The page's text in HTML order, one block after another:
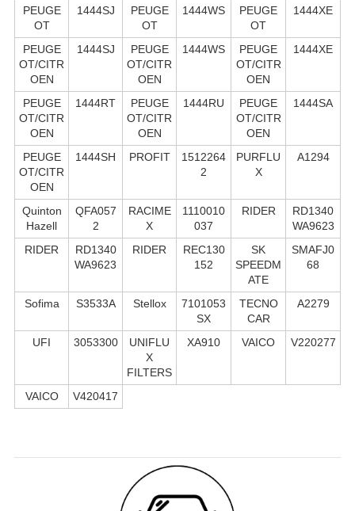
PEUGE
OT
1444SJ
PEUGE
OT
1444WS
PEUGE
OT
1444XE
PEUGE
OT/CITR
OEN
1444SJ
PEUGE
OT/CITR
OEN
1444WS
PEUGE
OT/CITR
OEN
1444XE
PEUGE
OT/CITR
OEN
1444RT
PEUGE
OT/CITR
OEN
1444RU
PEUGE
OT/CITR
OEN
1444SA
PEUGE
OT/CITR
OEN
1444SH PROFIT
1512264
2
PURFLU
X
A1294
Quinton
Hazell
QFA057
2
RACIME
X
1110010
037
RIDER
RD1340
WA9623
RIDER
RD1340
WA9623
RIDER
REC130
152
SK
SPEEDM
ATE
SMAFJ0
68
Sofima S3533A Stellox
7101053
SX
TECNO
CAR
A2279
UFI 3053300
UNIFLU
X
FILTERS
XA910 VAICO V220277
VAICO V420417